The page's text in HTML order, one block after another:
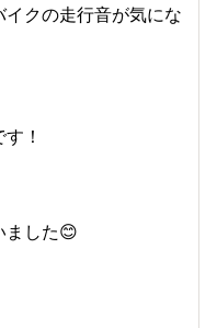
クの走行音が気にな
！
ました😊